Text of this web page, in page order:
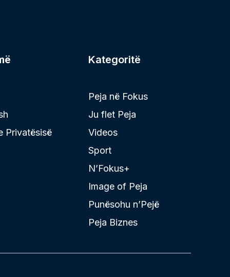
Privatësisë
Kategoritë
Peja në Fokus
Ju flet Peja
Videos
Sport
N’Fokus+
Image of Peja
Punësohu n’Pejë
Peja Biznes